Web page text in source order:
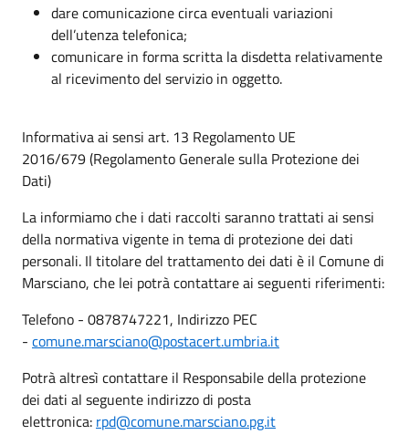
dare comunicazione circa eventuali variazioni
dell’utenza telefonica;
comunicare in forma scritta la disdetta relativamente
al ricevimento del servizio in oggetto.
Informativa ai sensi art. 13 Regolamento UE
2016/679 (Regolamento Generale sulla Protezione dei
Dati)
La informiamo che i dati raccolti saranno trattati ai sensi
della normativa vigente in tema di protezione dei dati
personali. Il titolare del trattamento dei dati è il Comune di
Marsciano, che lei potrà contattare ai seguenti riferimenti:
Telefono - 0878747221, Indirizzo PEC
- comune.marsciano@postacert.umbria.it
Potrà altresì contattare il Responsabile della protezione
dei dati al seguente indirizzo di posta
elettronica: rpd@comune.marsciano.pg.it